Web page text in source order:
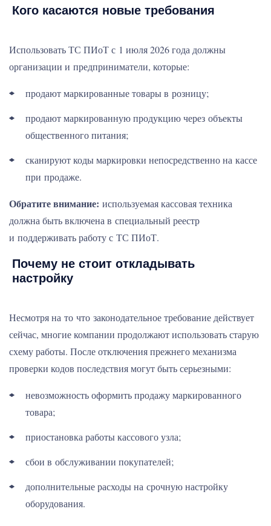
Кого касаются новые требования
Использовать ТС ПИоТ с 1 июля 2026 года должны
организации и предприниматели, которые:
продают маркированные товары в розницу;
продают маркированную продукцию через объекты
общественного питания;
сканируют коды маркировки непосредственно на кассе
при продаже.
Обратите внимание: используемая кассовая техника
должна быть включена в специальный реестр
и поддерживать работу с ТС ПИоТ.
Почему не стоит откладывать
настройку
Несмотря на то что законодательное требование действует
сейчас, многие компании продолжают использовать старую
схему работы. После отключения прежнего механизма
проверки кодов последствия могут быть серьезными:
невозможность оформить продажу маркированного
товара;
приостановка работы кассового узла;
сбои в обслуживании покупателей;
дополнительные расходы на срочную настройку
оборудования.